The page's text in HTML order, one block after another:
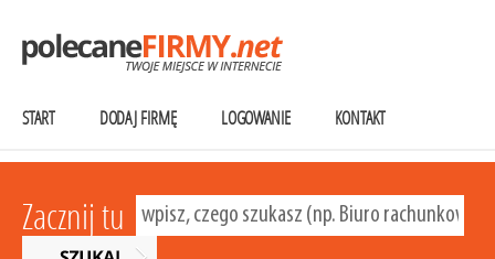
START DODAJ FIRMĘ LOGOWANIE KONTAKT
Zacznij tu